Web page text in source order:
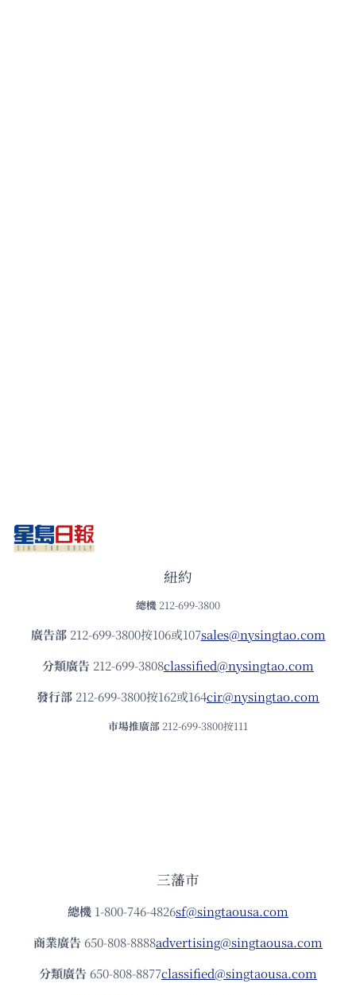
紐約
總機 212-699-3800
廣告部212-699-3800按106或107sales@nysingtao.com
分類廣告 212-699-3808classified@nysingtao.com
發⾏部 212-699-3800按162或164cir@nysingtao.com
市場推廣部 212-699-3800按111
三藩市
總機 1-800-746-4826sf@singtaousa.com
商業廣告 650-808-8888advertising@singtaousa.com
分類廣告 650-808-8877classified@singtaousa.com